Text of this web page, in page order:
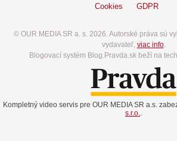
Cookies GDPR
© OUR MEDIA SR a. s. 2026. Autorské práva sú
vydavateľ, viac info.
Blogovací systém Blog.Pravda.sk beží na
Kompletný video servis pre OUR MEDIA SR a.s.
s.r.o.